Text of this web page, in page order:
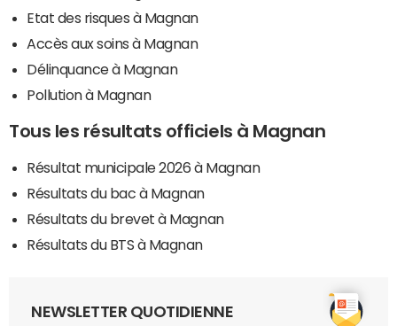
Etat des risques à Magnan
Accès aux soins à Magnan
Délinquance à Magnan
Pollution à Magnan
Tous les résultats officiels à Magnan
Résultat municipale 2026 à Magnan
Résultats du bac à Magnan
Résultats du brevet à Magnan
Résultats du BTS à Magnan
NEWSLETTER QUOTIDIENNE